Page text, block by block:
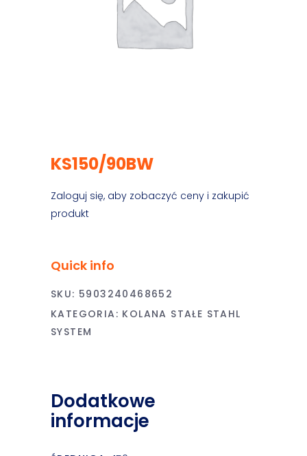
KS150/90BW
Zaloguj się, aby zobaczyć ceny i zakupić
produkt
Quick info
SKU: 5903240468652
KATEGORIA: KOLANA STAŁE STAHL
SYSTEM
Dodatkowe
informacje